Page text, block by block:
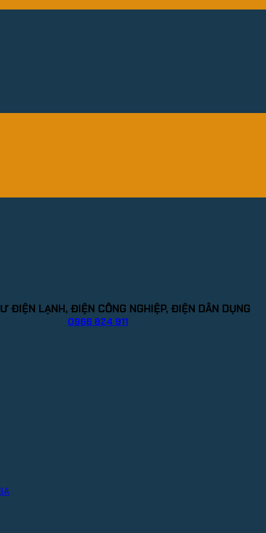
ĐIỆN LẠNH, ĐIỆN CÔNG NGHIỆP, ĐIỆN DÂN DỤNG
0966 824 911